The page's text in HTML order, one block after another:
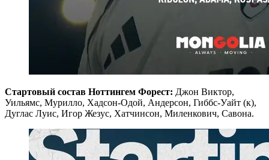
Стартовый состав Ноттингем Форест: Джон Виктор,
Уильямс, Мурилло, Хадсон-Одой, Андерсон, Гиббс-Уайт (к),
Дуглас Луис, Игор Жезус, Хатчинсон, Миленкович, Савона.